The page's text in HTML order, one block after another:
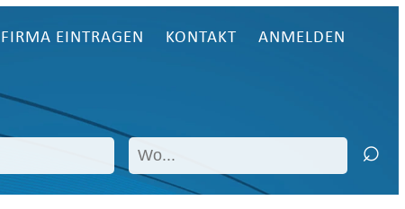
FIRMA EINTRAGEN KONTAKT ANMELDEN